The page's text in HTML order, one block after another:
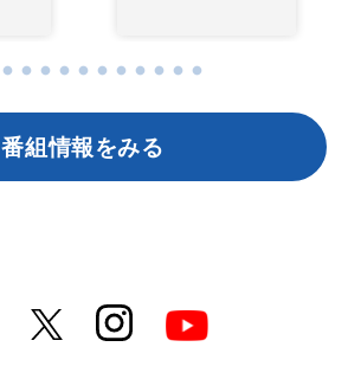
番組情報をみる